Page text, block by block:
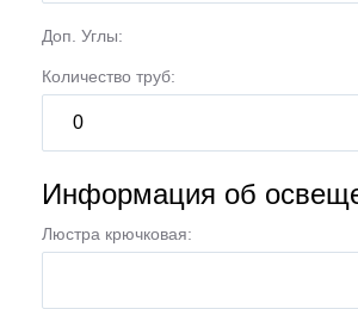
Доп. Углы:
Количество труб:
Информация об
Люстра крючковая: